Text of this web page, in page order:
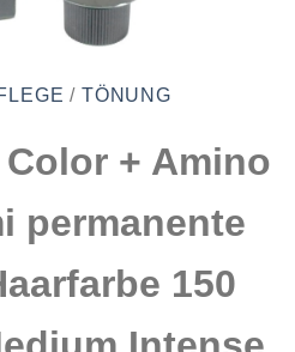
/ TÖNUNG
+ Amino
permanente
150